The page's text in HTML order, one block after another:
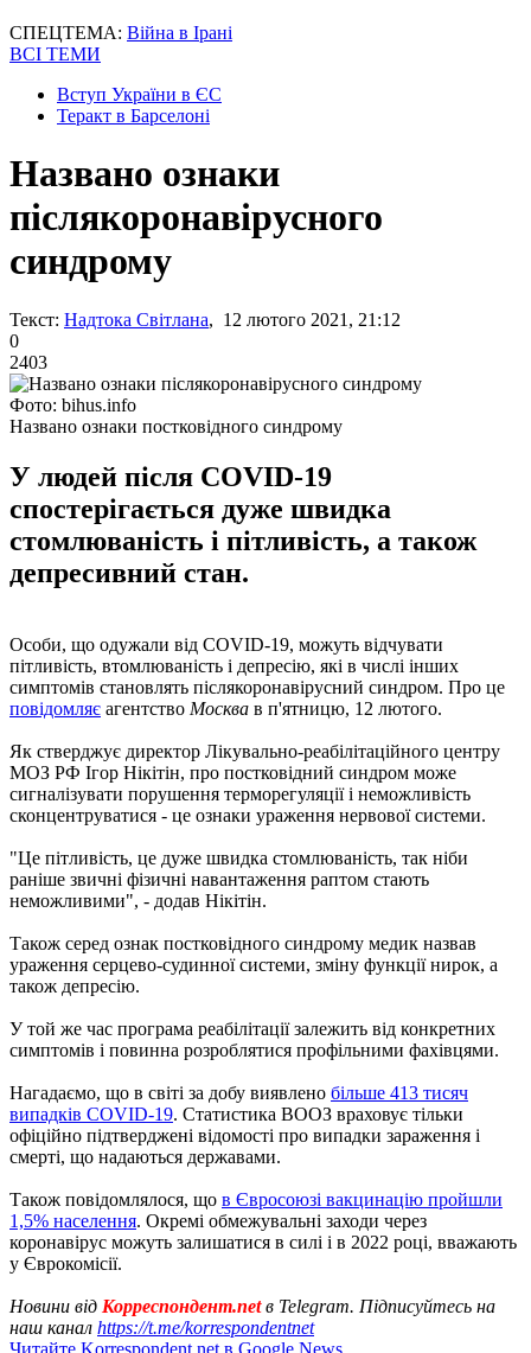
СПЕЦТЕМА: Війна в Ірані
ВСІ ТЕМИ
Вступ України в ЄС
Теракт в Барселоні
Названо ознаки
післякоронавірусного
синдрому
Текст: Надтока Світлана, 12 лютого 2021, 21:12
0
2403
Фото: bihus.info
Названо ознаки постковідного синдрому
У людей після COVID-19
спостерігається дуже швидка
стомлюваність і пітливість, а також
депресивний стан.
Особи, що одужали від COVID-19, можуть відчувати
пітливість, втомлюваність і депресію, які в числі інших
симптомів становлять післякоронавірусний синдром. Про це
повідомляє агентство Москва в п'ятницю, 12 лютого.
Як стверджує директор Лікувально-реабілітаційного центру
МОЗ РФ Ігор Нікітін, про постковідний синдром може
сигналізувати порушення терморегуляції і неможливість
сконцентруватися - це ознаки ураження нервової системи.
"Це пітливість, це дуже швидка стомлюваність, так ніби
раніше звичні фізичні навантаження раптом стають
неможливими", - додав Нікітін.
Також серед ознак постковідного синдрому медик назвав
ураження серцево-судинної системи, зміну функції нирок, а
також депресію.
У той же час програма реабілітації залежить від конкретних
симптомів і повинна розроблятися профільними фахівцями.
Нагадаємо, що в світі за добу виявлено більше 413 тисяч
випадків COVID-19. Статистика ВООЗ враховує тільки
офіційно підтверджені відомості про випадки зараження і
смерті, що надаються державами.
Також повідомлялося, що в Євросоюзі вакцинацію пройшли
1,5% населення. Окремі обмежувальні заходи через
коронавірус можуть залишатися в силі і в 2022 році, вважають
у Єврокомісії.
Новини від Корреспондент.netв Telegram. Підписуйтесь на
наш канал https://t.me/korrespondentnet
Читайте Korrespondent.net в Google News